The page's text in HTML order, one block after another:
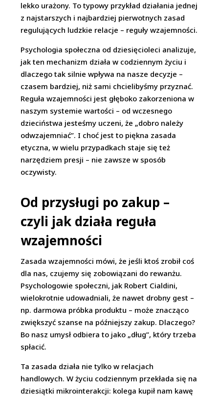
lekko urażony. To typowy przykład działania jednej
z najstarszych i najbardziej pierwotnych zasad
regulujących ludzkie relacje – reguły wzajemności.
Psychologia społeczna od dziesięcioleci analizuje,
jak ten mechanizm działa w codziennym życiu i
dlaczego tak silnie wpływa na nasze decyzje –
czasem bardziej, niż sami chcielibyśmy przyznać.
Reguła wzajemności jest głęboko zakorzeniona w
naszym systemie wartości – od wczesnego
dzieciństwa jesteśmy uczeni, że „dobro należy
odwzajemniać”. I choć jest to piękna zasada
etyczna, w wielu przypadkach staje się też
narzędziem presji – nie zawsze w sposób
oczywisty.
Od przysługi po zakup –
czyli jak działa reguła
wzajemności
Zasada wzajemności mówi, że jeśli ktoś zrobił coś
dla nas, czujemy się zobowiązani do rewanżu.
Psychologowie społeczni, jak Robert Cialdini,
wielokrotnie udowadniali, że nawet drobny gest –
np. darmowa próbka produktu – może znacząco
zwiększyć szanse na późniejszy zakup. Dlaczego?
Bo nasz umysł odbiera to jako „dług”, który trzeba
spłacić.
Ta zasada działa nie tylko w relacjach
handlowych. W życiu codziennym przekłada się na
dziesiątki mikrointerakcji: kolega kupił nam kawę